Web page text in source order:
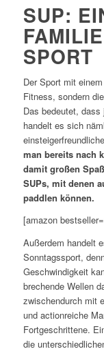
SUP:
SPORT
Der Sport mit
Fitness, sondern
Das bedeutet,
handelt es sich
man bereits nach
damit großen
SUPs, mit denen
paddlen können.
[amazon
Außerdem handelt
Sonntagssport,
Geschwindigkeit
brechende Wellen
zwischendurch mit
und actionreiche
Fortgeschrittene.
die